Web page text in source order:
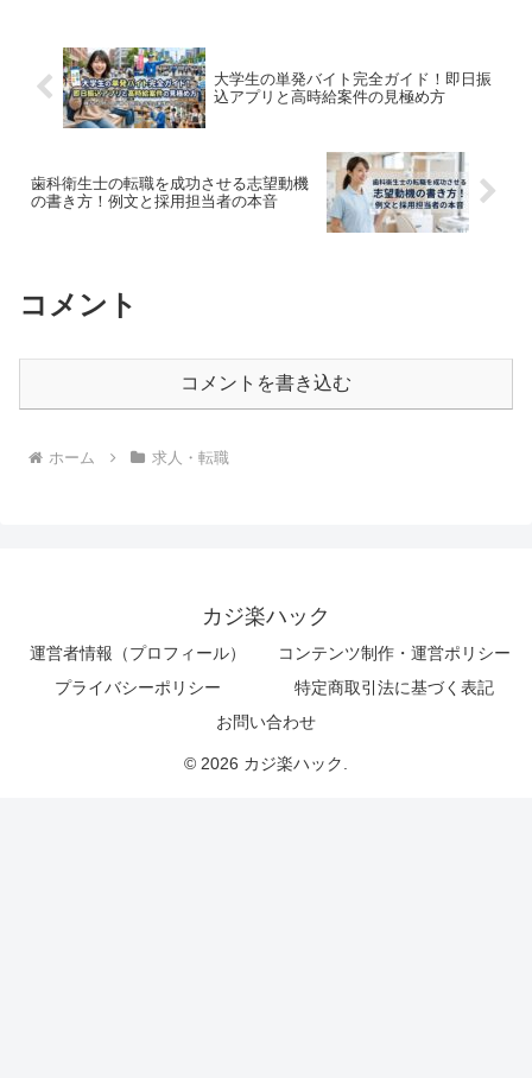
大学生の単発バイト完全ガイド！即日振
込アプリと高時給案件の見極め方
歯科衛生士の転職を成功させる志望動機
の書き方！例文と採用担当者の本音
コメント
コメントを書き込む
ホーム 求人・転職
カジ楽ハック
運営者情報（プロフィール）
コンテンツ制作・運営ポリシー
プライバシーポリシー
特定商取引法に基づく表記
お問い合わせ
© 2026 カジ楽ハック.